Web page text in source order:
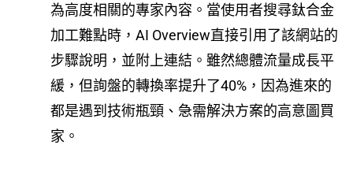
為高度相關的專家內容。當使用者搜尋鈦合金
加工難點時，AI Overview直接引用了該網站的
步驟說明，並附上連結。雖然總體流量成長平
緩，但詢盤的轉換率提升了40%，因為進來的
都是遇到技術瓶頸、急需解決方案的高意圖買
家。